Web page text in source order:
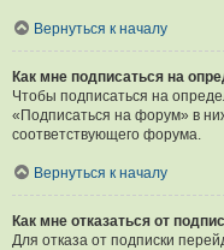
Вернуться к началу
Как мне подписаться на
Чтобы подписаться на
«Подписаться на форум» в
соответствующего форума.
Вернуться к началу
Как мне отказаться от
Для отказа от подписки